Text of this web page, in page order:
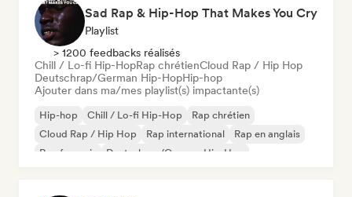
Sad Rap & Hip-Hop That Makes You Cry
Playlist
> 1200 feedbacks réalisés
Chill / Lo-fi Hip-HopRap chrétienCloud Rap / Hip Hop
Deutschrap/German Hip-HopHip-hop
Ajouter dans ma/mes playlist(s) impactante(s)
Hip-hop Chill / Lo-fi Hip-Hop
Rap chrétien
Cloud Rap / Hip Hop
Rap international
Rap en anglais
Rap francais
Deutschrap/German Hip-Hop